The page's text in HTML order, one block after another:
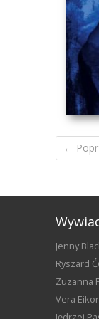
←
Jenny
Ryszard
Zuzanna
Vera